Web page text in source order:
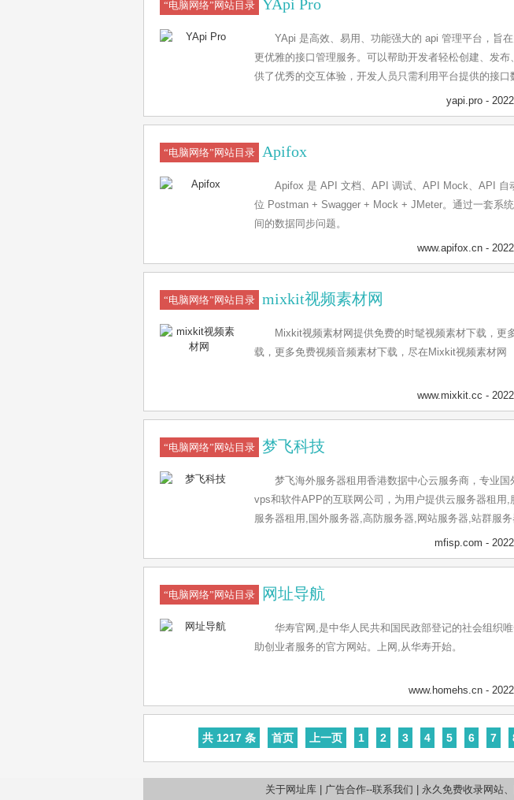
“电脑网络”网站目录 YApi Pro
YApi 是高效、易用、功能强大的 api 管理平台，旨
更优雅的接口管理服务。可以帮助开发者轻松创建、发
供了优秀的交互体验，开发人员只需利用平台提供的接
yapi.pro -
“电脑网络”网站目录 Apifox
Apifox 是 API 文档、API 调试、API Mock、API 自
位 Postman + Swagger + Mock + JMeter。通过一套系
间的数据同步问题。
www.apifox.cn -
“电脑网络”网站目录 mixkit视频素材网
Mixkit视频素材网提供免费的时髦视频素材下载，更
载，更多免费视频音频素材下载，尽在Mixkit视频素材网
www.mixkit.cc -
“电脑网络”网站目录 梦飞科技
梦飞海外服务器租用香港数据中心云服务商，专业
vps和软件APP的互联网公司，为用户提供云服务器租用,
服务器租用,国外服务器,高防服务器,网站服务器,站群服
提供7x24云技术服务，双向CN2 GIA+BGP高速网络。
mfisp.com -
“电脑网络”网站目录 网址导航
华寿官网,是中华人民共和国民政部登记的社会组织
助创业者服务的官方网站。上网,从华寿开始。
www.homehs.cn -
共 1217 条 首页 上一页 1 2 3 4 5 6 7
关于网址库| 广告合作--联系我们 永久免费收录网站